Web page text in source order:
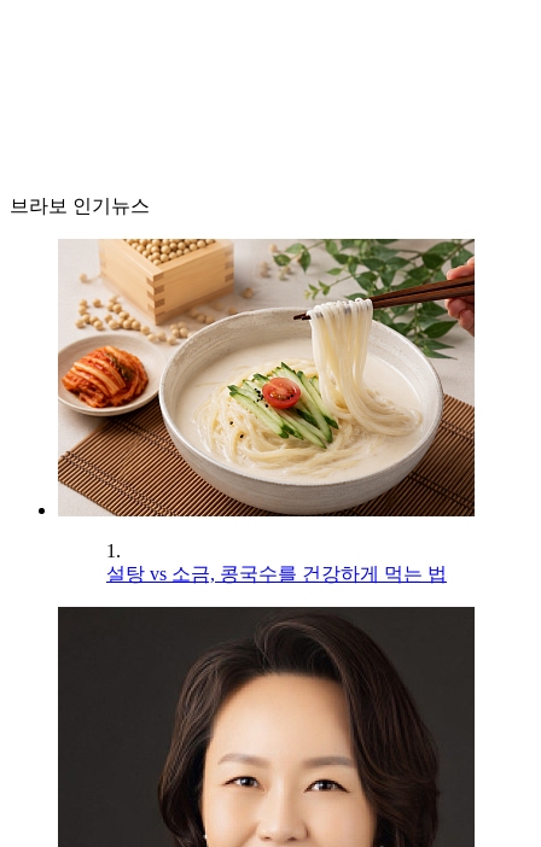
브라보 인기뉴스
1.
설탕 vs 소금, 콩국수를 건강하게 먹는 법